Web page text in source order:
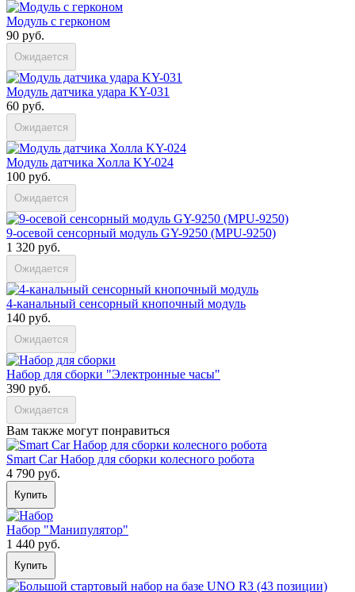
Модуль с герконом
90 руб.
Ожидается
Модуль датчика удара KY-031
60 руб.
Ожидается
Модуль датчика Холла KY-024
100 руб.
Ожидается
9-осевой сенсорный модуль GY-9250 (MPU-9250)
1 320 руб.
Ожидается
4-канальный сенсорный кнопочный модуль
140 руб.
Ожидается
Набор для сборки "Электронные часы"
390 руб.
Ожидается
Вам также могут понравиться
Smart Car Набор для сборки колесного робота
4 790 руб.
Купить
Набор "Манипулятор"
1 440 руб.
Купить